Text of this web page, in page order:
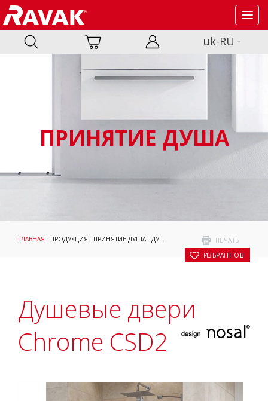
uk-RU
ПРИНЯТИЕ ДУША
ПЕЧАТЬ
В ИЗБРАННОЕ
ГЛАВНАЯ : ПРОДУКЦИЯ : ПРИНЯТИЕ ДУША: ДУШЕВЫЕ УГОЛКИ И ДВЕРИ :
Душевые двери
Chrome CSD2